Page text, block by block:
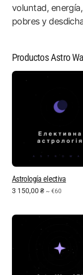
voluntad,
pobres y
Productos Astro
Astrología electiva
3 150,00 ₴ ~ €60